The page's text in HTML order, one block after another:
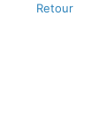
Retour